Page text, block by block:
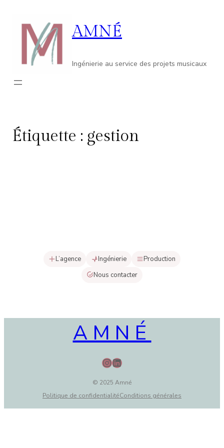
contenu
AMNÉ
Ingénierie au service des projets musicaux
Étiquette : gestion
L’agence Ingénierie
Production
Nous contacter
AMNÉ
InstagramLinkedIn
© 2025 Amné
Politique de confidentialitéConditions générales